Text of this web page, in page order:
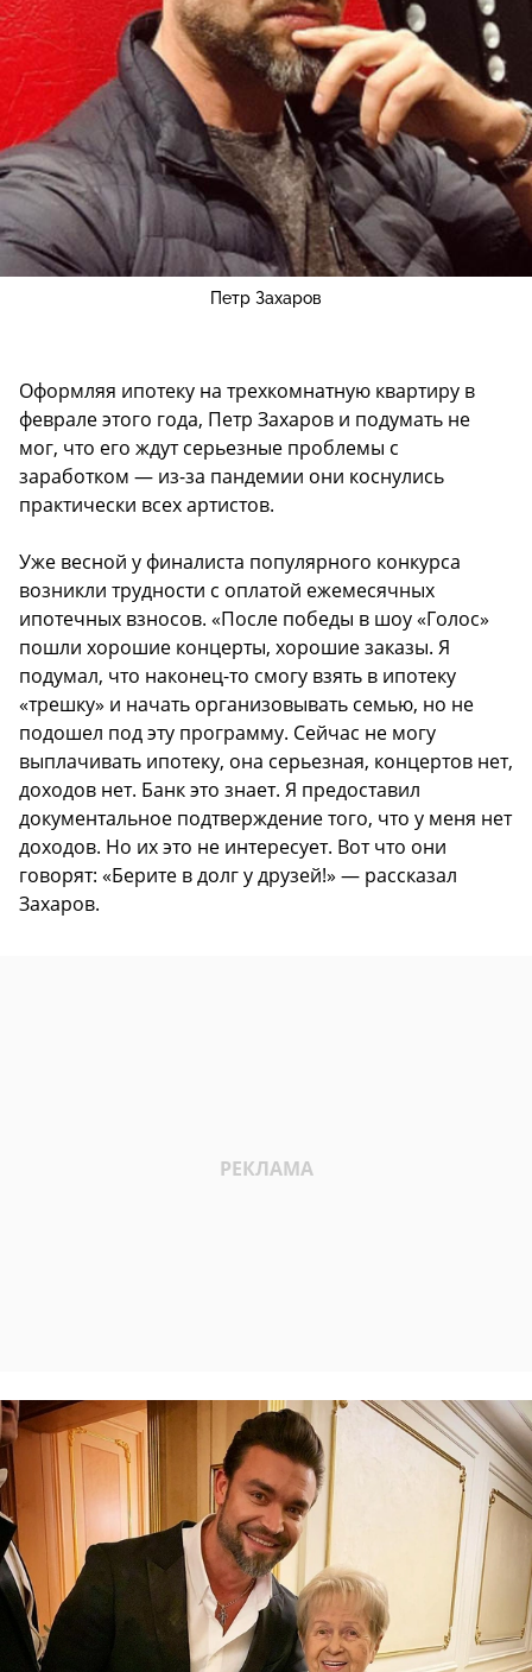
Петр Захаров
Оформляя ипотеку на трехкомнатную квартиру в
феврале этого года, Петр Захаров и подумать не
мог, что его ждут серьезные проблемы с
заработком — из-за пандемии они коснулись
практически всех артистов.
Уже весной у финалиста популярного конкурса
возникли трудности с оплатой ежемесячных
ипотечных взносов. «После победы в шоу «Голос»
пошли хорошие концерты, хорошие заказы. Я
подумал, что наконец-то смогу взять в ипотеку
«трешку» и начать организовывать семью, но не
подошел под эту программу. Сейчас не могу
выплачивать ипотеку, она серьезная, концертов нет,
доходов нет. Банк это знает. Я предоставил
документальное подтверждение того, что у меня нет
доходов. Но их это не интересует. Вот что они
говорят: «Берите в долг у друзей!» — рассказал
Захаров.